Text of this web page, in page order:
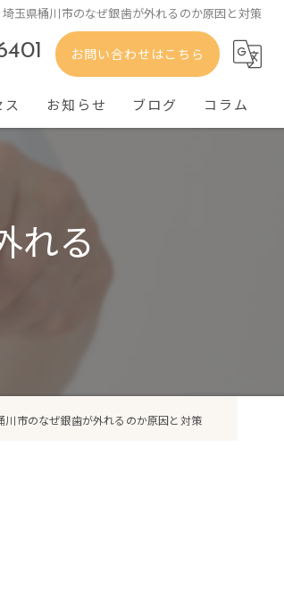
玉県桶川市のなぜ銀歯が外れるのか原因と対策
お問い合わせはこちら
ス お知らせ ブログ コラム
れる
川市のなぜ銀歯が外れるのか原因と対策